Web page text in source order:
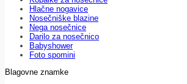
Hlačne nogavice
Nosečniške blazine
Nega nosečnice
Darilo za nosečnico
Babyshower
Foto spomini
Blagovne znamke